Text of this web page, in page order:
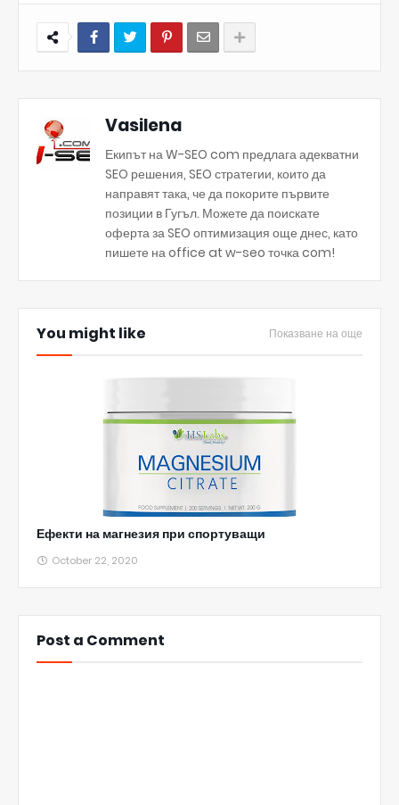
Vasilena
Екипът на W-SEO com предлага адекватни
SEO решения, SEO стратегии, които да
направят така, че да покорите първите
позиции в Гугъл. Можете да поискате
оферта за SEO оптимизация още днес, като
пишете на office at w-seo точка com!
You might like Показване на още
Ефекти на магнезия при спортуващи
October 22, 2020
Post a Comment